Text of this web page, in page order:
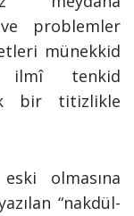
problemler
münekkid
ilmî tenkid
bir titizlikle
olmasına
“nakdül-